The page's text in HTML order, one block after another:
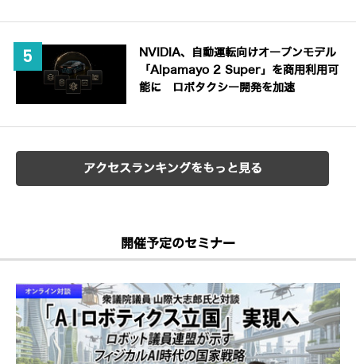
NVIDIA、自動運転向けオープンモデル
「Alpamayo 2 Super」を商用利用可
能に ロボタクシー開発を加速
アクセスランキングをもっと見る
開催予定のセミナー